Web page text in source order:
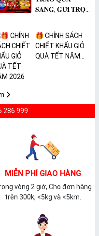
𝐒𝐀𝐍𝐆, 𝐆𝐔̛̉𝐈 𝐓𝐑𝐎̣𝐍
🎁 CHÍNH SÁCH
CHIẾT KHẤU GIỎ
QUÀ TẾT NĂM
286 999
MIỄN PHÍ GIAO HÀNG
vòng 2 giờ, Cho đơn hàng
trên 300k, <5kg và <5km.